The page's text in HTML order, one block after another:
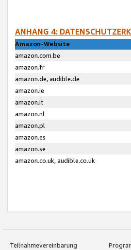
ANHANG 4:
Amazon-Website
amazon.com.be
amazon.fr
amazon.de, audible.de
amazon.ie
amazon.it
amazon.nl
amazon.pl
amazon.es
amazon.se
amazon.co.uk, audible.co.uk
Teilnahmevereinbarung